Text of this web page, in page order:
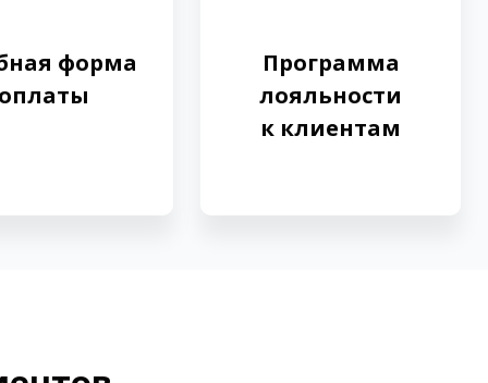
форма
оплаты
Программа
лояльности
к клиентам